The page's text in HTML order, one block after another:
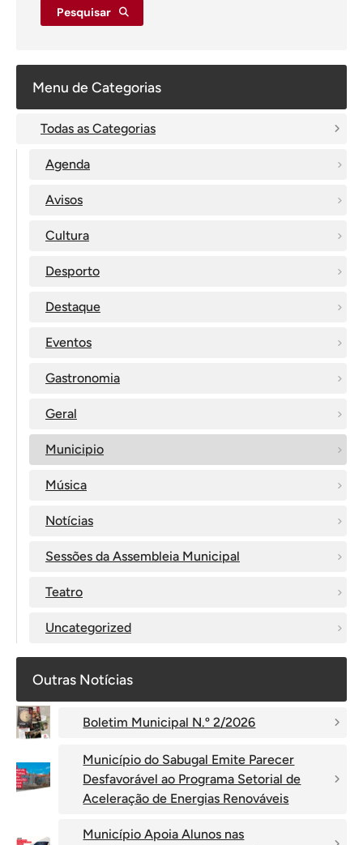
Pesquisar
Menu de Categorias
Todas as Categorias
Agenda
Avisos
Cultura
Desporto
Destaque
Eventos
Gastronomia
Geral
Municipio
Música
Notícias
Sessões da Assembleia Municipal
Teatro
Uncategorized
Outras Notícias
Boletim Municipal N.º 2/2026
Município do Sabugal Emite Parecer
Desfavorável ao Programa Setorial de
Aceleração de Energias Renováveis
Município Apoia Alunos nas